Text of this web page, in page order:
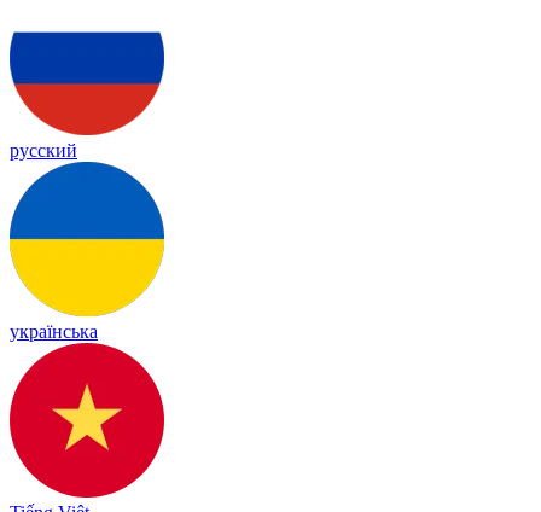
русский
українська